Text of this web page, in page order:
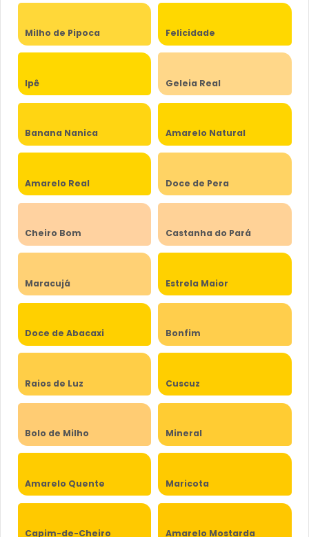
Milho de Pipoca Felicidade
Ipê Geleia Real
Banana Nanica Amarelo Natural
Amarelo Real Doce de Pera
Cheiro Bom Castanha do Pará
Maracujá Estrela Maior
Doce de Abacaxi Bonfim
Raios de Luz Cuscuz
Bolo de Milho Mineral
Amarelo Quente Maricota
Capim-de-Cheiro Amarelo Mostarda